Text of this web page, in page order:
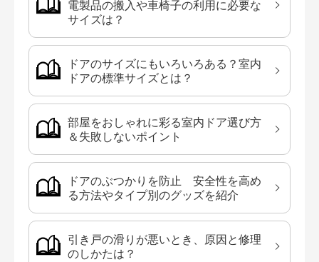
電製品の搬入や車椅子の利用に必要な
サイズは？
ドアのサイズにもいろいろある？室内
ドアの標準サイズとは？
部屋をおしゃれに彩る室内ドア選び方
＆失敗しないポイント
ドアのぶつかりを防止 安全性を高め
る方法やタイプ別のグッズを紹介
引き戸の滑りが悪いとき、原因と修理
のしかたは？